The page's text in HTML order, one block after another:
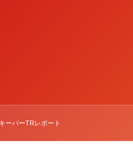
ーパーTRレポート